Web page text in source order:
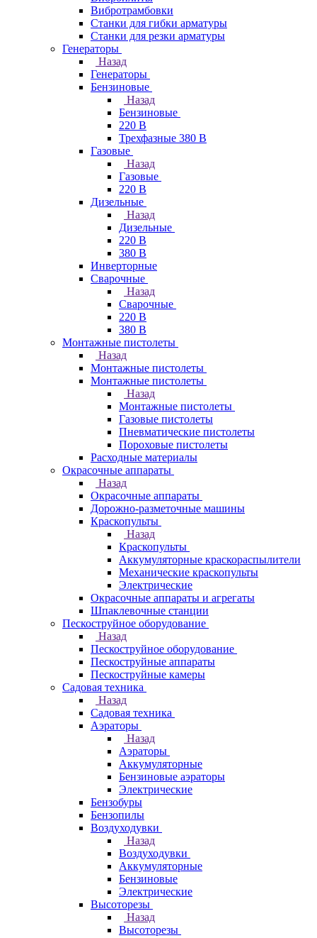
Вибротрамбовки
Станки для гибки арматуры
Станки для резки арматуры
Генераторы
Назад
Генераторы
Бензиновые
Назад
Бензиновые
220 В
Трехфазные 380 В
Газовые
Назад
Газовые
220 В
Дизельные
Назад
Дизельные
220 В
380 В
Инверторные
Сварочные
Назад
Сварочные
220 В
380 В
Монтажные пистолеты
Назад
Монтажные пистолеты
Монтажные пистолеты
Назад
Монтажные пистолеты
Газовые пистолеты
Пневматические пистолеты
Пороховые пистолеты
Расходные материалы
Окрасочные аппараты
Назад
Окрасочные аппараты
Дорожно-разметочные машины
Краскопульты
Назад
Краскопульты
Аккумуляторные краскораспылители
Механические краскопульты
Электрические
Окрасочные аппараты и агрегаты
Шпаклевочные станции
Пескоструйное оборудование
Назад
Пескоструйное оборудование
Пескоструйные аппараты
Пескоструйные камеры
Садовая техника
Назад
Садовая техника
Аэраторы
Назад
Аэраторы
Аккумуляторные
Бензиновые аэраторы
Электрические
Бензобуры
Бензопилы
Воздуходувки
Назад
Воздуходувки
Аккумуляторные
Бензиновые
Электрические
Высоторезы
Назад
Высоторезы